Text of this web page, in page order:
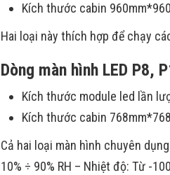
Kích thước cabin
Hai loại này thích hợp để chạy
Dòng màn hình LED P8,
Kích thước module led lần
Kích thước cabin
Cả hai loại màn hình chuyên
10% ÷ 90% RH – Nhiệt độ: Từ -